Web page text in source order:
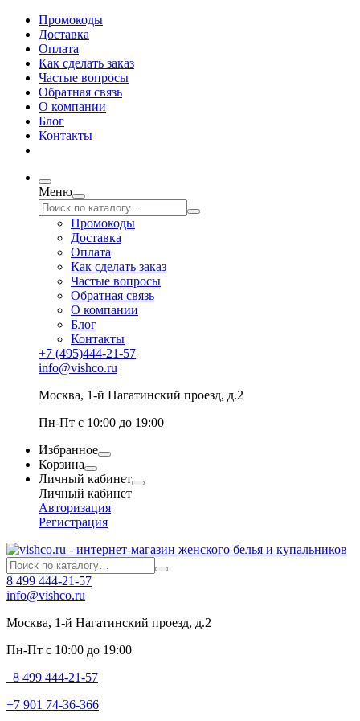
Промокоды
Доставка
Оплата
Как сделать заказ
Частые вопросы
Обратная связь
О компании
Блог
Контакты
Меню
Промокоды
Доставка
Оплата
Как сделать заказ
Частые вопросы
Обратная связь
О компании
Блог
Контакты
+7 (495)444-21-57
info@vishco.ru
Москва, 1-й Нагатинский проезд, д.2
Пн-Пт с 10:00 до 19:00
Избранное
Корзина
Личный кабинет
Личный кабинет
Авторизация
Регистрация
8 499 444-21-57
info@vishco.ru
Москва, 1-й Нагатинский проезд, д.2
Пн-Пт с 10:00 до 19:00
8 499 444-21-57
+7 901 74-36-366